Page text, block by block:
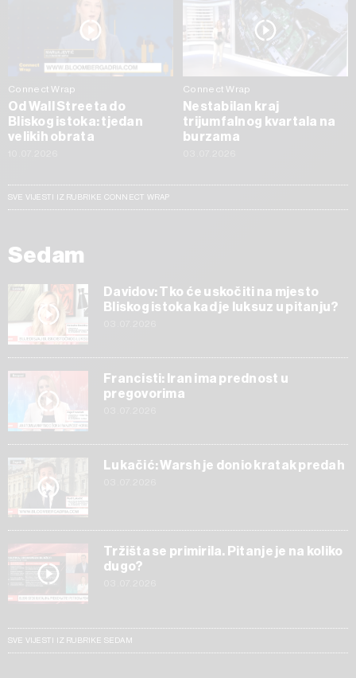
Connect Wrap
Od Wall Streeta do
Bliskog istoka: tjedan
velikih obrata
Connect Wrap
Nestabilan kraj
trijumfalnog kvartala na
burzama
SVE VIJESTI IZ RUBRIKE CONNECT WRAP
Sedam
Davidov: Tko će uskočiti na mjesto
Bliskog istoka kad je luksuz u pitanju?
Francisti: Iran ima prednost u
pregovorima
Lukačić: Warsh je donio kratak predah
Tržišta se primirila. Pitanje je na koliko
dugo?
SVE VIJESTI IZ RUBRIKE SEDAM